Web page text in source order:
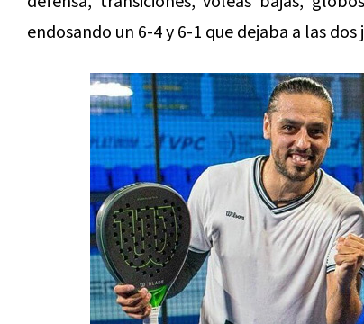
endosando un 6-4 y 6-1 que dejaba a las